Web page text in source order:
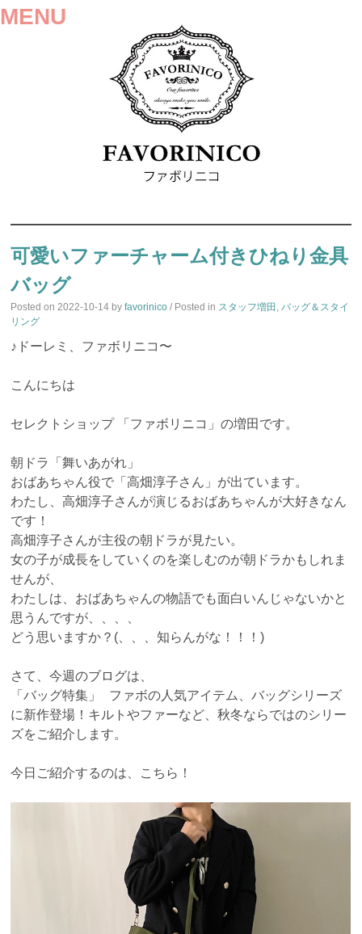
MENU
TO
可愛いファーチャーム付きひねり金具
バッグ
Posted on2022-10-14 byfavorinico / Posted in スタッフ増田 ,バッグ＆スタイ
リング
♪ドーレミ、ファボリニコ〜
こんにちは
セレクトショップ 「ファボリニコ」の増田です。
朝ドラ「舞いあがれ」
おばあちゃん役で「高畑淳子さん」が出ています。
わたし、高畑淳子さんが演じるおばあちゃんが大好きなん
です！
高畑淳子さんが主役の朝ドラが見たい。
女の子が成長をしていくのを楽しむのが朝ドラかもしれま
せんが、
わたしは、おばあちゃんの物語でも面白いんじゃないかと
思うんですが、、、、
どう思いますか？(、、、知らんがな！！！)
さて、今週のブログは、
「バッグ特集」 ファボの人気アイテム、バッグシリーズ
に新作登場！キルトやファーなど、秋冬ならではのシリー
ズをご紹介します。
今日ご紹介するのは、こちら！